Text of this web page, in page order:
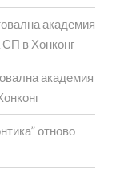
академия
в Хонконг
академия
отново